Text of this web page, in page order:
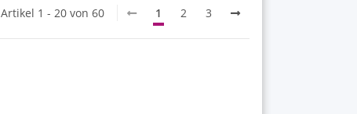
Artikel 1 - 20 von 60 1 2 3